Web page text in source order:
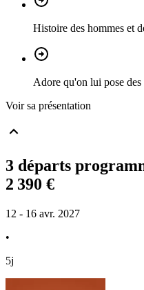
Histoire des hommes et
Adore qu'on lui pose des
Voir sa présentation
3 départs
2 390 €
12 - 16 avr. 2027
•
5j